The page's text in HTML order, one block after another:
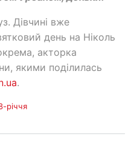
Дівчині вже
день на Ніколь
акторка
якими поділилась
.
річчя